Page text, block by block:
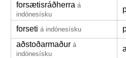
forsætisráðherra á
indónesísku
forseti á indónesísku
aðstoðarmaður á
indónesísku